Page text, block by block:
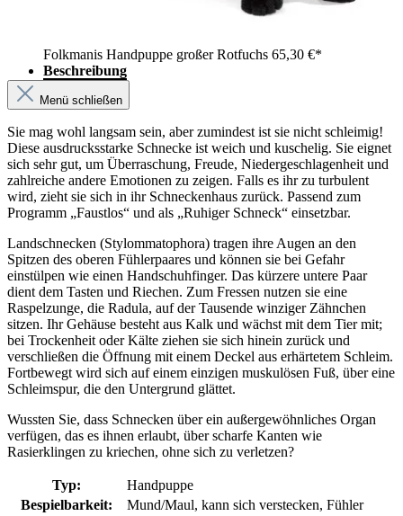
Folkmanis Handpuppe großer Rotfuchs 65,30 €*
Beschreibung
Menü schließen
Sie mag wohl langsam sein, aber zumindest ist sie nicht schleimig!
Diese ausdrucksstarke Schnecke ist weich und kuschelig. Sie eignet
sich sehr gut, um Überraschung, Freude, Niedergeschlagenheit und
zahlreiche andere Emotionen zu zeigen. Falls es ihr zu turbulent
wird, zieht sie sich in ihr Schneckenhaus zurück. Passend zum
Programm „Faustlos“ und als „Ruhiger Schneck“ einsetzbar.
Landschnecken (Stylommatophora) tragen ihre Augen an den
Spitzen des oberen Fühlerpaares und können sie bei Gefahr
einstülpen wie einen Handschuhfinger. Das kürzere untere Paar
dient dem Tasten und Riechen. Zum Fressen nutzen sie eine
Raspelzunge, die Radula, auf der Tausende winziger Zähnchen
sitzen. Ihr Gehäuse besteht aus Kalk und wächst mit dem Tier mit;
bei Trockenheit oder Kälte ziehen sie sich hinein zurück und
verschließen die Öffnung mit einem Deckel aus erhärtetem Schleim.
Fortbewegt wird sich auf einem einzigen muskulösen Fuß, über eine
Schleimspur, die den Untergrund glättet.
Wussten Sie, dass Schnecken über ein außergewöhnliches Organ
verfügen, das es ihnen erlaubt, über scharfe Kanten wie
Rasierklingen zu kriechen, ohne sich zu verletzen?
Typ:
Handpuppe
Bespielbarkeit:
Mund/Maul, kann sich verstecken, Fühler